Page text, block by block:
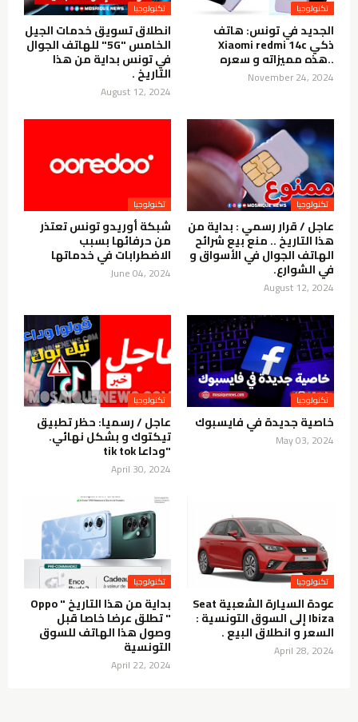
تكنولوجيا
الجديد في تونس: هاتف
ذكي Xiaomi redmi 14c
..هذه مميزاته و سعره
November 24, 2024
تكنولوجيا
انطلاق تسويق خدمات الجيل
الخامس "5G" للهاتف الجوال
في تونس بداية من هذا
التاريخ .
August 12, 2024
تكنولوجيا
عاجل / قرار رسمي : بداية من
هذا التاريخ .. منع بيع شرائح
الهاتف الجوال في الأسواق و
في الشوارع.
August 12, 2024
تكنولوجيا
شبكة أوريدو تونس تعتذر
من حرفائها بسبب
الاضطرابات في خدماتها
June 04, 2024
تكنولوجيا
خاصية جديدة في فايسبوك
May 03, 2024
تكنولوجيا
عاجل / رسميا: حظر تطبيق
تيكتوك و بشكل نهائي.
"وداعا tik tok
April 30, 2024
تكنولوجيا
عودة السيارة الشعبية Seat
Ibiza إلى السوق التونسية :
السعر و انطلاق البيع .
April 28, 2024
تكنولوجيا
بداية من هذا التاريخ " Oppo
" تطلق عرضا خاصا قبل
وصول هذا الهاتف للسوق
التونسية
April 22, 2024